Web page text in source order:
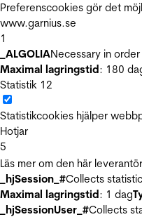
Preferenscookies gör det
www.garnius.se
1
_ALGOLIANecessary in
Maximal lagringstid: 180
Statistik 12
Statistikcookies hjälper
Hotjar
5
Läs mer om den här
_hjSession_#Collects
Maximal lagringstid: 1 dag
_hjSessionUser_#Collects